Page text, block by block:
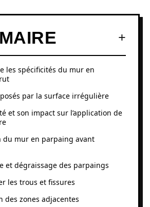
les spécificités du mur en
par la surface irrégulière
et son impact sur l’application de
du mur en parpaing avant
et dégraissage des parpaings
les trous et fissures
des zones adjacentes